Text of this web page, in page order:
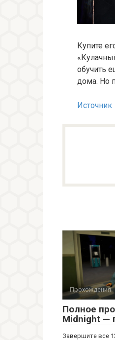
Купите
обучить
дома. Но
Источник
Прохождения
Полное
Midnight —
Завершите все